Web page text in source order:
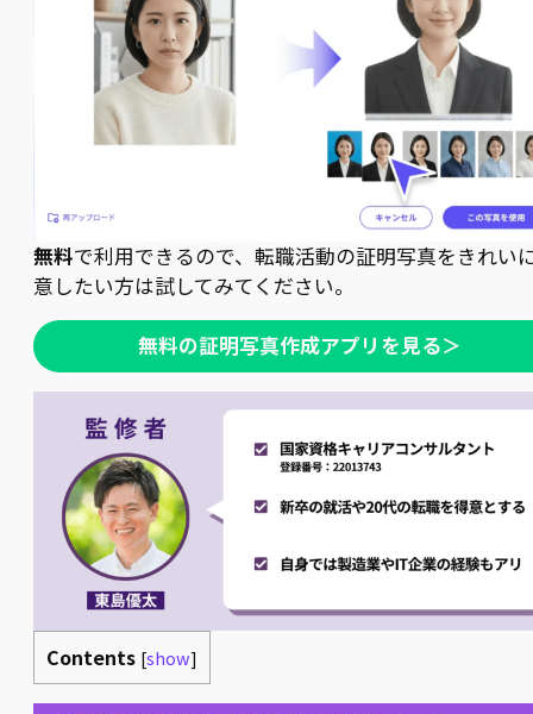
無料で利用できるので、転職活動の証明写真をきれい
意したい方は試してみてください。
無料の証明写真作成アプリを見る＞
Contents [show]